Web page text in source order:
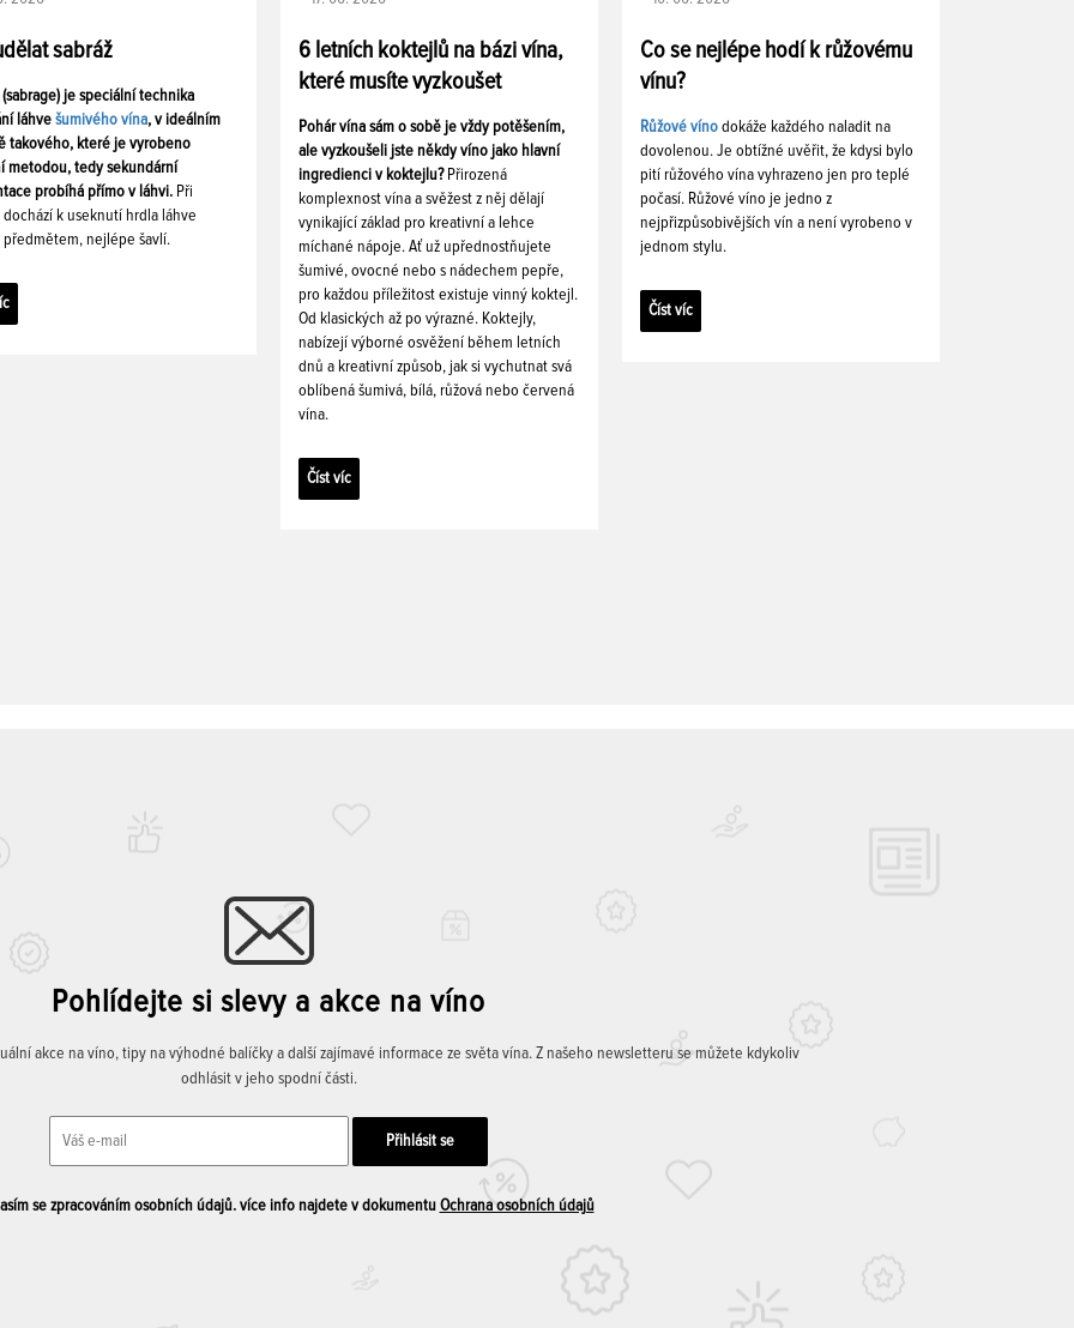
sabráž
(sabrage) je speciální technika
láhve šumivého vína, v ideálním
takového, které je vyrobeno
metodou, tedy sekundární
probíhá přímo v láhvi. Při
dochází k useknutí hrdla láhve
předmětem, nejlépe šavlí.
6 letních koktejlů na bázi vína,
které musíte vyzkoušet
Pohár vína sám o sobě je vždy potěšením,
ale vyzkoušeli jste někdy víno jako hlavní
ingredienci v koktejlu? Přirozená
komplexnost vína a svěžest z něj dělají
vynikající základ pro kreativní a lehce
míchané nápoje. Ať už upřednostňujete
šumivé, ovocné nebo s nádechem pepře,
pro každou příležitost existuje vinný koktejl.
Od klasických až po výrazné. Koktejly,
nabízejí výborné osvěžení během letních
dnů a kreativní způsob, jak si vychutnat svá
oblíbená šumivá, bílá, růžová nebo červená
vína.
Číst víc
Co se nejlépe hodí k růžovému
vínu?
Růžové víno dokáže každého naladit na
dovolenou. Je obtížné uvěřit, že kdysi bylo
pití růžového vína vyhrazeno jen pro teplé
počasí. Růžové víno je jedno z
nejpřizpůsobivějších vín a není vyrobeno v
jednom stylu.
Číst víc
Pohlídejte si slevy a akce na víno
akce na víno, tipy na výhodné balíčky a další zajímavé informace ze světa vína. Z našeho newsletteru se můžete kdykoliv
odhlásit v jeho spodní části.
se zpracováním osobních údajů. více info najdete v dokumentu Ochrana osobních údajů